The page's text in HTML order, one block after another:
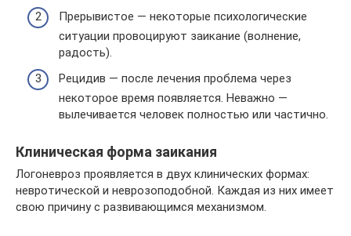
Прерывистое — некоторые психологические
ситуации провоцируют заикание (волнение,
радость).
Рецидив — после лечения проблема через
некоторое время появляется. Неважно —
вылечивается человек полностью или частично.
Клиническая форма заикания
Логоневроз проявляется в двух клинических формах:
невротической и неврозоподобной. Каждая из них имеет
свою причину с развивающимся механизмом.